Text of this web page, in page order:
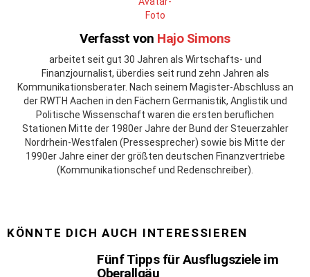
Verfasst von Hajo Simons
arbeitet seit gut 30 Jahren als Wirtschafts- und
Finanzjournalist, überdies seit rund zehn Jahren als
Kommunikationsberater. Nach seinem Magister-Abschluss an
der RWTH Aachen in den Fächern Germanistik, Anglistik und
Politische Wissenschaft waren die ersten beruflichen
Stationen Mitte der 1980er Jahre der Bund der Steuerzahler
Nordrhein-Westfalen (Pressesprecher) sowie bis Mitte der
1990er Jahre einer der größten deutschen Finanzvertriebe
(Kommunikationschef und Redenschreiber).
KÖNNTE DICH AUCH INTERESSIEREN
Fünf Tipps für Ausflugsziele im
Oberallgäu